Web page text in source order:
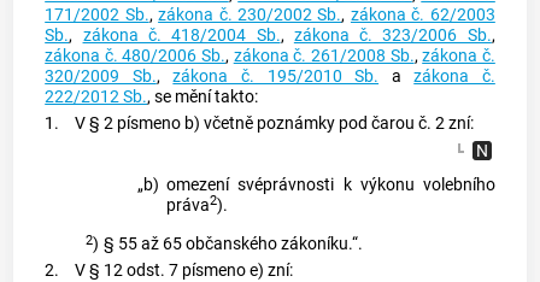
171/2002 Sb.,zákona č. 230/2002 Sb., zákona č. 62/2003
Sb., zákona č. 418/2004 Sb., zákona č. 323/2006 Sb.,
zákona č. 480/2006 Sb., zákona č. 261/2008 Sb.,zákona č.
320/2009 Sb.,zákona č. 195/2010 Sb. azákona č.
222/2012 Sb., se mění takto:
1.
V § 2 písmeno b) včetně poznámky pod čarou č. 2 zní:
„b) omezení svéprávnosti k výkonu volebního
práva2).
2) § 55 až 65 občanského zákoníku.“.
2.
V § 12 odst. 7 písmeno e) zní: